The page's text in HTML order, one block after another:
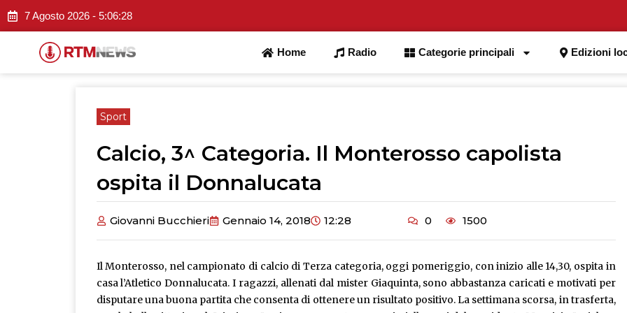
Vai
al
contenuto
7 Agosto 2026 - 5:06:29
Home Radio Categorie principali Edizioni
Sport
Calcio, 3^ Categoria. Il Monterosso capolista
ospita il Donnalucata
Giovanni Bucchieri Gennaio 14, 2018 12:28 0 1500
Il Monterosso, nel campionato di calcio di Terza categoria, oggi pomeriggio, con inizio alle 14,30, ospita in
casa l’Atletico Donnalucata. I ragazzi, allenati dal mister Giaquinta, sono abbastanza caricati e motivati per
disputare una buona partita che consenta di ottenere un risultato positivo. La settimana scorsa, in trasferta,